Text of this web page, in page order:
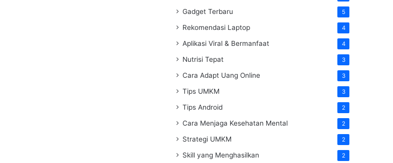
Gadget Terbaru 5
Rekomendasi Laptop 4
Aplikasi Viral & Bermanfaat 4
Nutrisi Tepat 3
Cara Adapt Uang Online 3
Tips UMKM 3
Tips Android 2
Cara Menjaga Kesehatan Mental 2
Strategi UMKM 2
Skill yang Menghasilkan 2